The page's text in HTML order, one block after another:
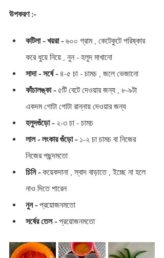
উপকরণ :-
কটিলা - খয়রা - ৬০০ গ্রাম , কেটেকুটে পরিষ্কার
করে ধুয়ে নিয়ে , নুন - হলুদ মাখানো
সাদা - সর্ষে - ৪-৫ চা - চামচ , জলে ভেজানো
কাঁচালঙ্কা - ৫টি বেটে দেওয়ার জন্য , ৮-৯টা
একদম গোটা গোটা রান্নায় দেওয়ার জন্য
হলুদগুঁড়ো - ২-৩ চা - চামচ
লাল - লংকার গুঁড়ো - ১-২ চা চামচ বা নিজের
নিজের পছন্দমতো
চিনি - কয়েকদানা , স্বাদ বাড়াতে , ইচ্ছে না হলে
নাও দিতে পারেন
নুন - প্রয়োজনমতো
সর্ষের তেল - প্রয়োজনমতো